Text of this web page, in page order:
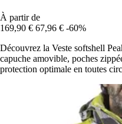
À partir de
169,90 € 67,96 € -60%
Découvrez la Veste softshell
capuche amovible, poches
protection optimale en toutes